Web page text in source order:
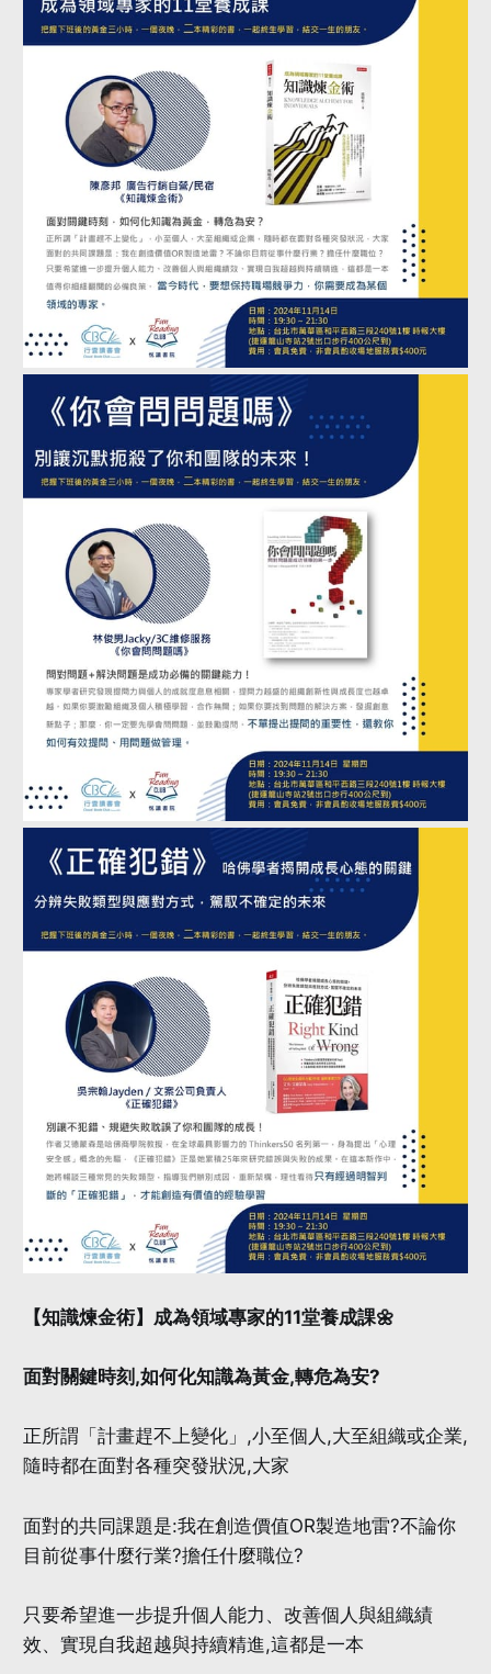
【知識煉金術】成為領域專家的11堂養成課🌼
面對關鍵時刻,如何化知識為黃金,轉危為安?
正所謂「計畫趕不上變化」,小至個人,大至組織或企業,
隨時都在面對各種突發狀況,大家
面對的共同課題是:我在創造價值OR製造地雷?不論你
目前從事什麼行業?擔任什麼職位?
只要希望進一步提升個人能力、改善個人與組織績
效、實現自我超越與持續精進,這都是一本